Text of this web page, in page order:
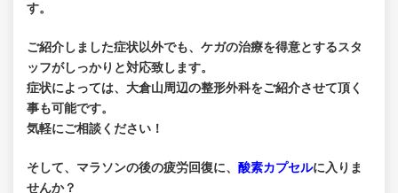
す。
ご紹介しました症状以外でも、ケガの治療を得意とするスタ
ッフがしっかりと対応致します。
症状によっては、大倉山周辺の整形外科をご紹介させて頂く
事も可能です。
気軽にご相談ください！
そして、マラソンの後の疲労回復に、 酸素カプセルに入りま
せんか？